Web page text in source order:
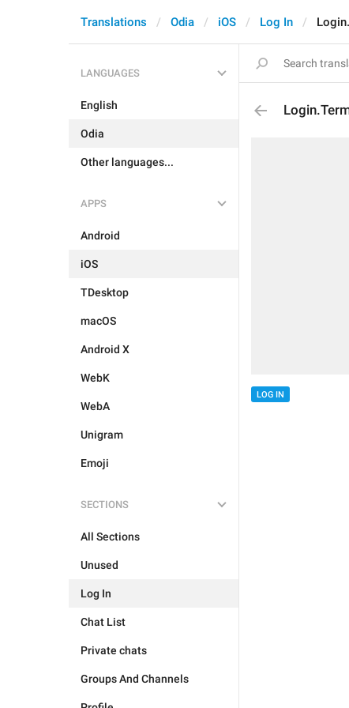
Translations Odia iOS Log In
LANGUAGES
English
Odia
Other languages...
APPS
Android
iOS
TDesktop
macOS
Android X
WebK
WebA
Unigram
Emoji
SECTIONS
All Sections
Unused
Log In
Chat List
Private chats
Groups And Channels
LOG IN